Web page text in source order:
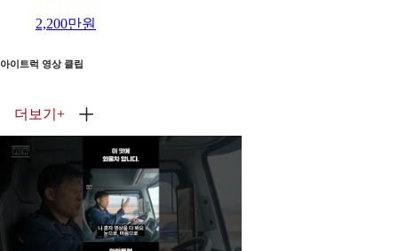
2,200만원
아이트럭 영상 클립
더보기 +